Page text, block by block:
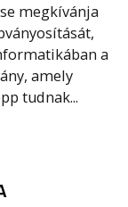
megkívánja
a
amely
tudnak...